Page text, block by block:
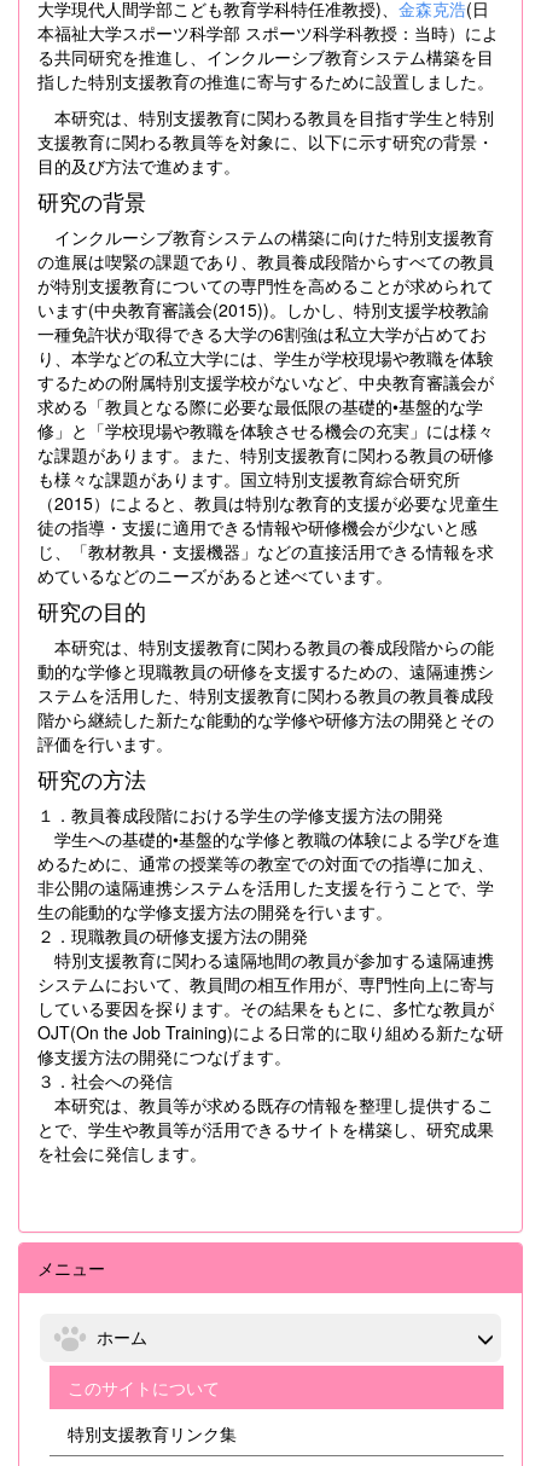
大学現代人間学部こども教育学科特任准教授)、 金森克浩(日
本福祉大学スポーツ科学部 スポーツ科学科教授：当時）によ
る共同研究を推進し、インクルーシブ教育システム構築を目
指した特別支援教育の推進に寄与するために設置しました。
本研究は、特別支援教育に関わる教員を目指す学生と特別
支援教育に関わる教員等を対象に、以下に示す研究の背景・
目的及び方法で進めます。
研究の背景
インクルーシブ教育システムの構築に向けた特別支援教育
の進展は喫緊の課題であり、教員養成段階からすべての教員
が特別支援教育についての専門性を高めることが求められて
います(中央教育審議会(2015))。しかし、特別支援学校教諭
一種免許状が取得できる大学の6割強は私立大学が占めてお
り、本学などの私立大学には、学生が学校現場や教職を体験
するための附属特別支援学校がないなど、中央教育審議会が
求める「教員となる際に必要な最低限の基礎的•基盤的な学
修」と「学校現場や教職を体験させる機会の充実」には様々
な課題があります。また、特別支援教育に関わる教員の研修
も様々な課題があります。国立特別支援教育綜合研究所
（2015）によると、教員は特別な教育的支援が必要な児童生
徒の指導・支援に適用できる情報や研修機会が少ないと感
じ、「教材教具・支援機器」などの直接活用できる情報を求
めているなどのニーズがあると述べています。
研究の目的
本研究は、特別支援教育に関わる教員の養成段階からの能
動的な学修と現職教員の研修を支援するための、遠隔連携シ
ステムを活用した、特別支援教育に関わる教員の教員養成段
階から継続した新たな能動的な学修や研修方法の開発とその
評価を行います。
研究の方法
１．教員養成段階における学生の学修支援方法の開発
学生への基礎的•基盤的な学修と教職の体験による学びを進
めるために、通常の授業等の教室での対面での指導に加え、
非公開の遠隔連携システムを活用した支援を行うことで、学
生の能動的な学修支援方法の開発を行います。
２．現職教員の研修支援方法の開発
特別支援教育に関わる遠隔地間の教員が参加する遠隔連携
システムにおいて、教員間の相互作用が、専門性向上に寄与
している要因を探ります。その結果をもとに、多忙な教員が
OJT(On the Job Training)による日常的に取り組める新たな研
修支援方法の開発につなげます。
３．社会への発信
本研究は、教員等が求める既存の情報を整理し提供するこ
とで、学生や教員等が活用できるサイトを構築し、研究成果
を社会に発信します。
メニュー
ホーム
このサイトについて
特別支援教育リンク集